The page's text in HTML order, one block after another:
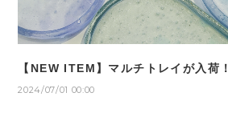
【NEW ITEM】マルチトレイが入荷！
2024/07/01 00:00